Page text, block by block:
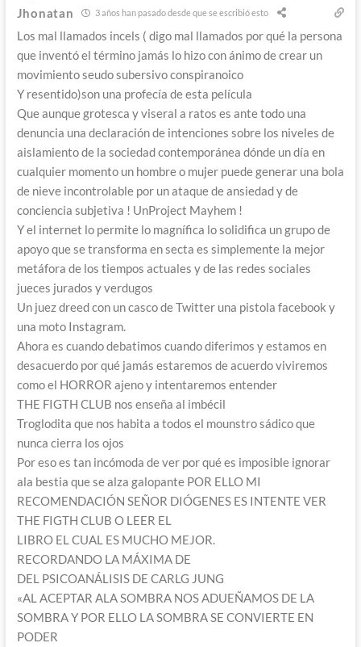
Jhonatan 3 años han pasado desde que se escribió esto
Los mal llamados incels ( digo mal llamados por qué la persona
que inventó el término jamás lo hizo con ánimo de crear un
movimiento seudo subersivo conspiranoico
Y resentido)son una profecía de esta película
Que aunque grotesca y viseral a ratos es ante todo una
denuncia una declaración de intenciones sobre los niveles de
aislamiento de la sociedad contemporánea dónde un día en
cualquier momento un hombre o mujer puede generar una bola
de nieve incontrolable por un ataque de ansiedad y de
conciencia subjetiva ! UnProject Mayhem !
Y el internet lo permite lo magnífica lo solidifica un grupo de
apoyo que se transforma en secta es simplemente la mejor
metáfora de los tiempos actuales y de las redes sociales
jueces jurados y verdugos
Un juez dreed con un casco de Twitter una pistola facebook y
una moto Instagram.
Ahora es cuando debatimos cuando diferimos y estamos en
desacuerdo por qué jamás estaremos de acuerdo viviremos
como el HORROR ajeno y intentaremos entender
THE FIGTH CLUB nos enseña al imbécil
Troglodita que nos habita a todos el mounstro sádico que
nunca cierra los ojos
Por eso es tan incómoda de ver por qué es imposible ignorar
ala bestia que se alza galopante POR ELLO MI
RECOMENDACIÓN SEÑOR DIÓGENES ES INTENTE VER
THE FIGTH CLUB O LEER EL
LIBRO EL CUAL ES MUCHO MEJOR.
RECORDANDO LA MÁXIMA DE
DEL PSICOANÁLISIS DE CARLG JUNG
«AL ACEPTAR ALA SOMBRA NOS ADUEÑAMOS DE LA
SOMBRA Y POR ELLO LA SOMBRA SE CONVIERTE EN
PODER